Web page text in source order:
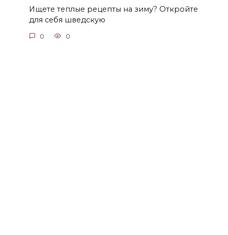
Ищете теплые рецепты на зиму? Откройте
для себя шведскую
0 0